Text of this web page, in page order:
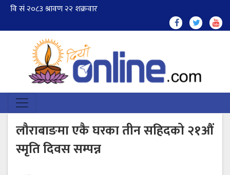
लौराबाङमा एकै घरका तीन सहिदको २१औं
स्मृति दिवस सम्पन्न